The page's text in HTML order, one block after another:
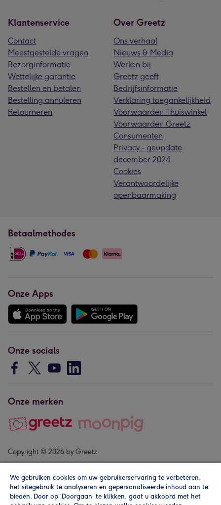
Klantenservice
Contact
Meestgestelde vragen
Bezorginformatie
Wettelijke garantie
Bestellen en betalen
Bestelling annuleren
Retourneren
Over Greetz
Ons verhaal
Nieuws & Media
Werken bij
Greetz geeft
Bedrijfsinformatie
Verklaring toegankelijkheid
Voorwaarden Thuiswinkel
Voorwaarden Greetz
Consumenten
Privacy - geupdate
december 2024
Cookies
Verantwoordelijke
openbaarmaking
Betaalmethodes
Onze Apps
Onze socials
Onze merken
Copyright © 2026 by Greetz
We gebruiken cookies om uw gebruikerservaring te verbeteren,
het sitegebruik te analyseren en gepersonaliseerde inhoud aan te
bieden. Door op ‘Doorgaan’ te klikken, gaat u akkoord met het